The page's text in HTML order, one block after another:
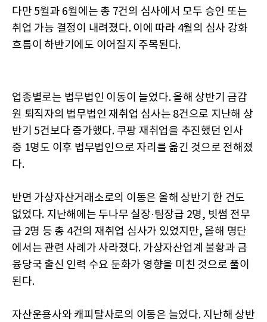
다만 5월과 6월에는 총 7건의 심사에서 모두 승인 또는
취업 가능 결정이 내려졌다. 이에 따라 4월의 심사 강화
흐름이 하반기에도 이어질지 주목된다.
업종별로는 법무법인 이동이 늘었다. 올해 상반기 금감
원 퇴직자의 법무법인 재취업 심사는 8건으로 지난해 상
반기 5건보다 증가했다. 쿠팡 재취업을 추진했던 인사
중 1명도 이후 법무법인으로 자리를 옮긴 것으로 전해졌
다.
반면 가상자산거래소로의 이동은 올해 상반기 한 건도
없었다. 지난해에는 두나무 실장·팀장급 2명, 빗썸 전무
급 2명 등 총 4건의 재취업 심사가 있었지만, 올해 명단
에서는 관련 사례가 사라졌다. 가상자산업계 불황과 금
융당국 출신 인력 수요 둔화가 영향을 미친 것으로 풀이
된다.
자산운용사와 캐피탈사로의 이동은 늘었다. 지난해 상반